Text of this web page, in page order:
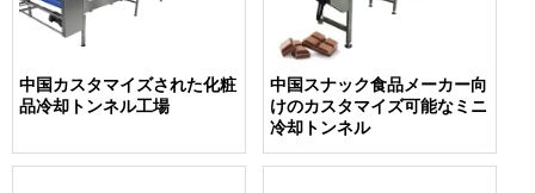
中国カスタマイズされた化粧
品冷却トンネル工場
中国スナック食品メーカー向
けのカスタマイズ可能なミニ
冷却トンネル